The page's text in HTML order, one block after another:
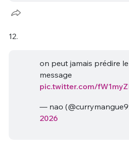
12.
on peut jamais prédire
message
pic.twitter.com/
— nao
2026